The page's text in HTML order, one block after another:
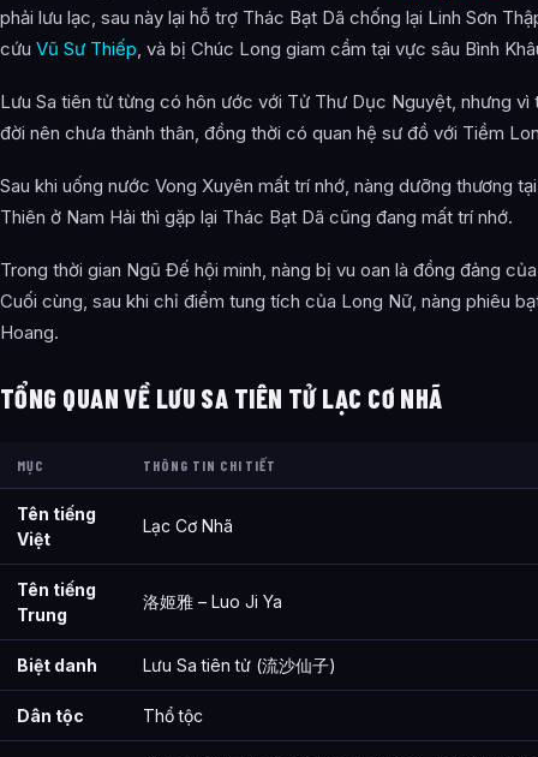
phải lưu lạc, sau này lại hỗ trợ Thác Bạt Dã chống lại Linh Sơn
cứu Vũ Sư Thiếp, và bị Chúc Long giam cầm tại vực sâu Bình
Lưu Sa tiên tử từng có hôn ước với Tử Thư Dục Nguyệt, nhưng vì
đời nên chưa thành thân, đồng thời có quan hệ sư đồ với Tiềm
Sau khi uống nước Vong Xuyên mất trí nhớ, nàng dưỡng thương
Thiên ở Nam Hải thì gặp lại Thác Bạt Dã cũng đang mất trí nhớ.
Trong thời gian Ngũ Đế hội minh, nàng bị vu oan là đồng đảng
Cuối cùng, sau khi chỉ điểm tung tích của Long Nữ, nàng phiêu
Hoang.
TỔNG QUAN VỀ LƯU SA TIÊN TỬ LẠC CƠ NHÃ
MỤC THÔNG TIN CHI TIẾT
Tên tiếng
Việt
Lạc Cơ Nhã
Tên tiếng
Trung
洛姬雅 – Luo Ji Ya
Biệt danh Lưu Sa tiên tử (流沙仙子)
Dân tộc Thổ tộc